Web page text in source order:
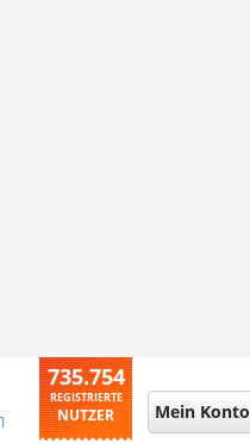
735.754
REGISTRIERTE
NUTZER Mein Konto